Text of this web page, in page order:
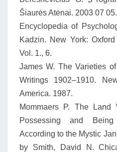
Šiaurės Atėnai. 2003 07 05.
Encyclopedia of
Kadzin. New York:
Vol. 1., 6.
James W. The Varieties
Writings 1902–1910.
America. 1987.
Mommaers P. The
Possessing and
According to the Mystic
by Smith, David N.